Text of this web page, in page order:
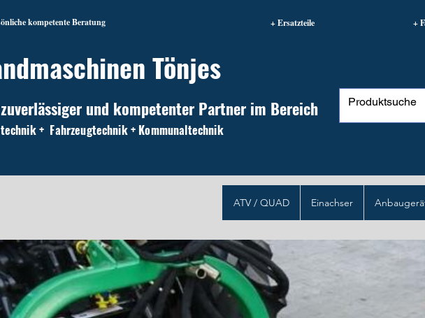
kompetente Beratung + Ersatzteile
Tönjes
und kompetenter Partner im Bereich
+ Fahrzeugtechnik + Kommunaltechnik
+
ATV / QUAD Einachser